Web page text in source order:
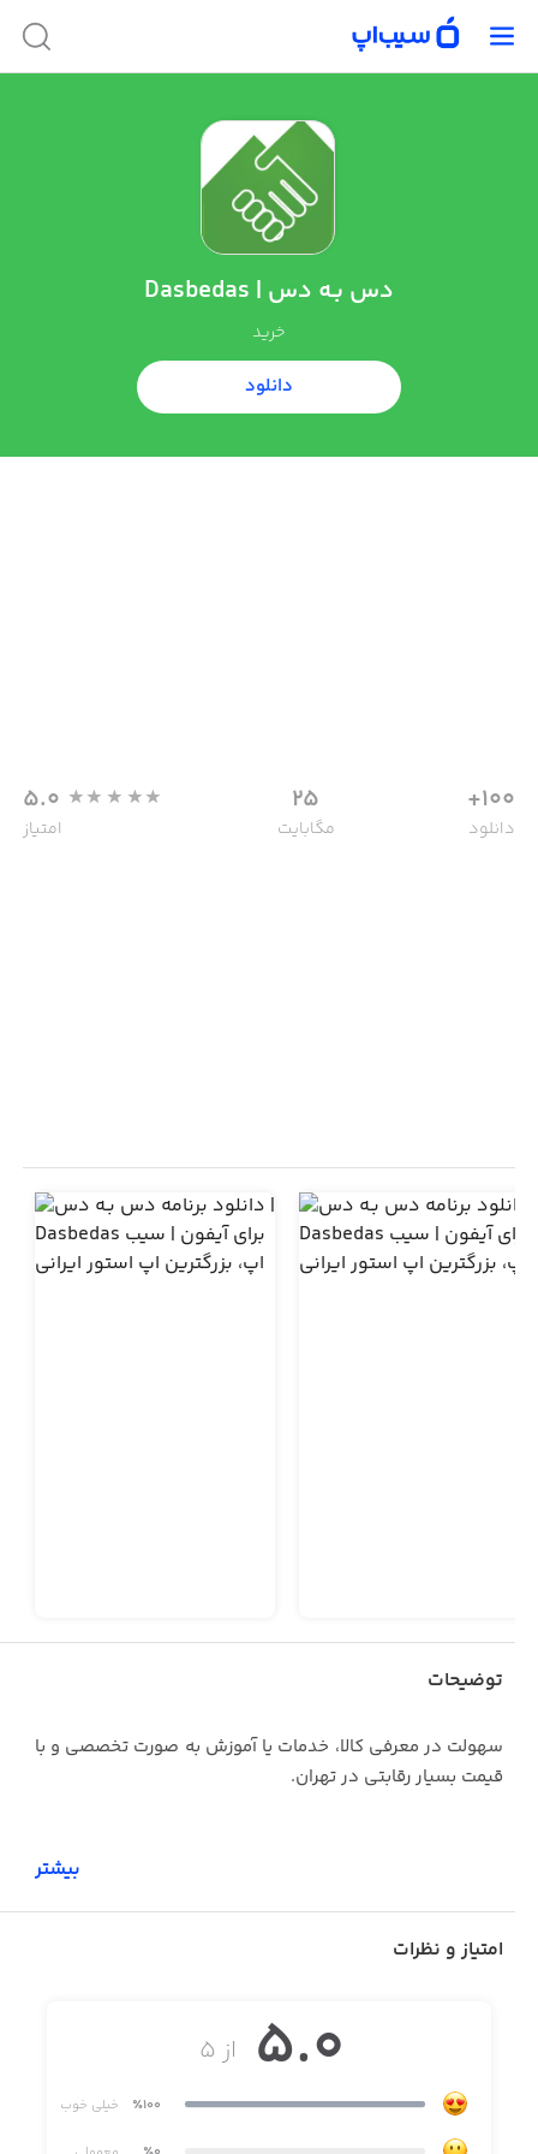
دس بـه دس | Dasbedas
خرید
دانلود
100+
دانلود
25
مگابایت
5.0
امتیاز
توضیحات
سهولت در معرفی کالا، خدمات یا آموزش به صورت تخصصی و با
قیمت بسیار رقابتی در تهران.
بیشتر
امتیاز و نظرات
از ۵ 5.0
٪100 خیلی خوب